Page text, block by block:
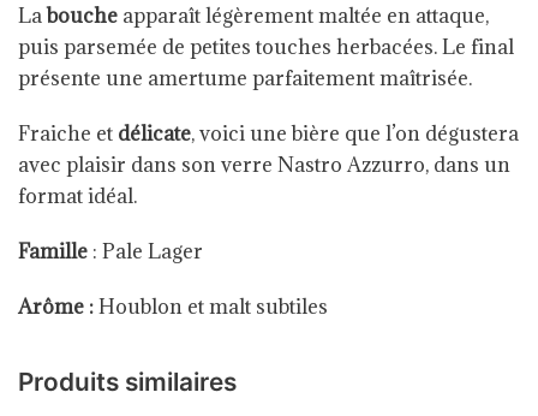
Labouche apparaît légèrement maltée en attaque,
puis parsemée de petites touches herbacées. Le final
présente une amertume parfaitement maîtrisée.
Fraiche et délicate, voici une bière que l’on dégustera
avec plaisir dans son verre Nastro Azzurro, dans un
format idéal.
Famille : Pale Lager
Arôme :Houblon et malt subtiles
Produits similaires